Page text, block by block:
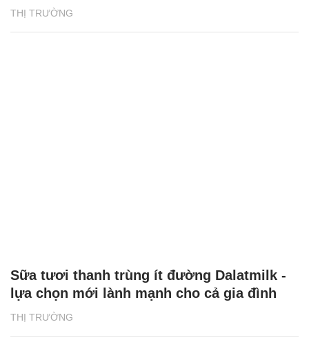
THỊ TRƯỜNG
THỊ TRƯỜNG
Sữa tươi thanh trùng ít đường Dalatmilk -
lựa chọn mới lành mạnh cho cả gia đình